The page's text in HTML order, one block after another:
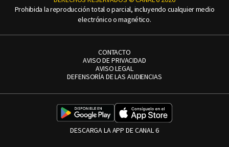
Prohibida la reproducción total o parcial, incluyendo cualquier medio
electrónico o magnético.
CONTACTO
AVISO DE PRIVACIDAD
AVISO LEGAL
DEFENSORÍA DE LAS AUDIENCIAS
DESCARGA LA APP DE CANAL 6